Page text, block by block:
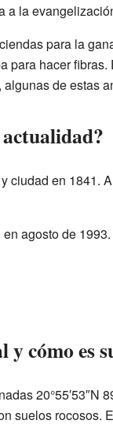
a la
para la
para hacer
de estas
ciudad en 1841.
agosto de
y cómo es
20°55′53″N
suelos